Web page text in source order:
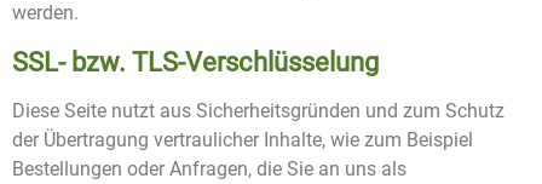
werden.
SSL- bzw. TLS-Verschlüsselung
Diese Seite nutzt aus Sicherheitsgründen und zum Schutz
der Übertragung vertraulicher Inhalte, wie zum Beispiel
Bestellungen oder Anfragen, die Sie an uns als